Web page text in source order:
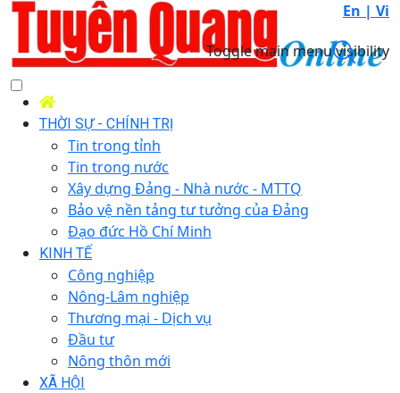
En | Vi
Toggle main menu visibility
THỜI SỰ - CHÍNH TRỊ
Tin trong tỉnh
Tin trong nước
Xây dựng Đảng - Nhà nước - MTTQ
Bảo vệ nền tảng tư tưởng của Đảng
Đạo đức Hồ Chí Minh
KINH TẾ
Công nghiệp
Nông-Lâm nghiệp
Thương mại - Dịch vụ
Đầu tư
Nông thôn mới
XÃ HỘI